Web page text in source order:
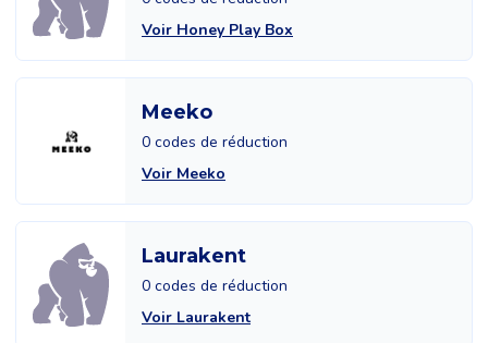
Voir Honey Play Box
Meeko
0 codes de réduction
Voir Meeko
Laurakent
0 codes de réduction
Voir Laurakent